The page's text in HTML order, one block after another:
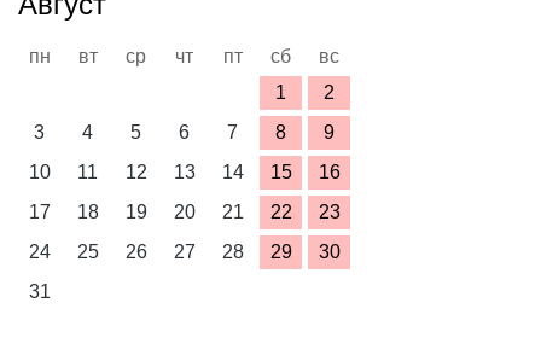
пн вт ср чт пт сб
вс
1
2
3
4 5 6 7 8
9
10
11 12 13 14 15
16
17
18 19 20 21 22
23
24
25 26 27 28 29
30
31